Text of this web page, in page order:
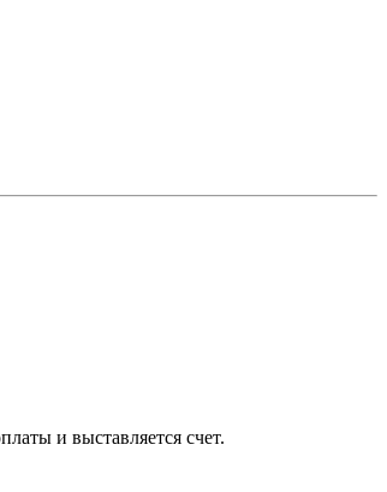
и выставляется счет.